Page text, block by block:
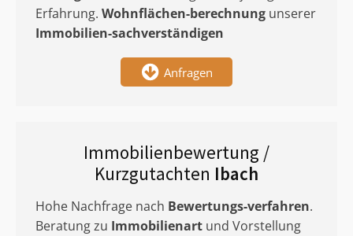
Erfahrung. Wohnflächen-berechnung unserer
Immobilien-sachverständigen
Anfragen
Immobilienbewertung /
Kurzgutachten Ibach
Hohe Nachfrage nach Bewertungs-verfahren.
Beratung zu Immobilienart und Vorstellung